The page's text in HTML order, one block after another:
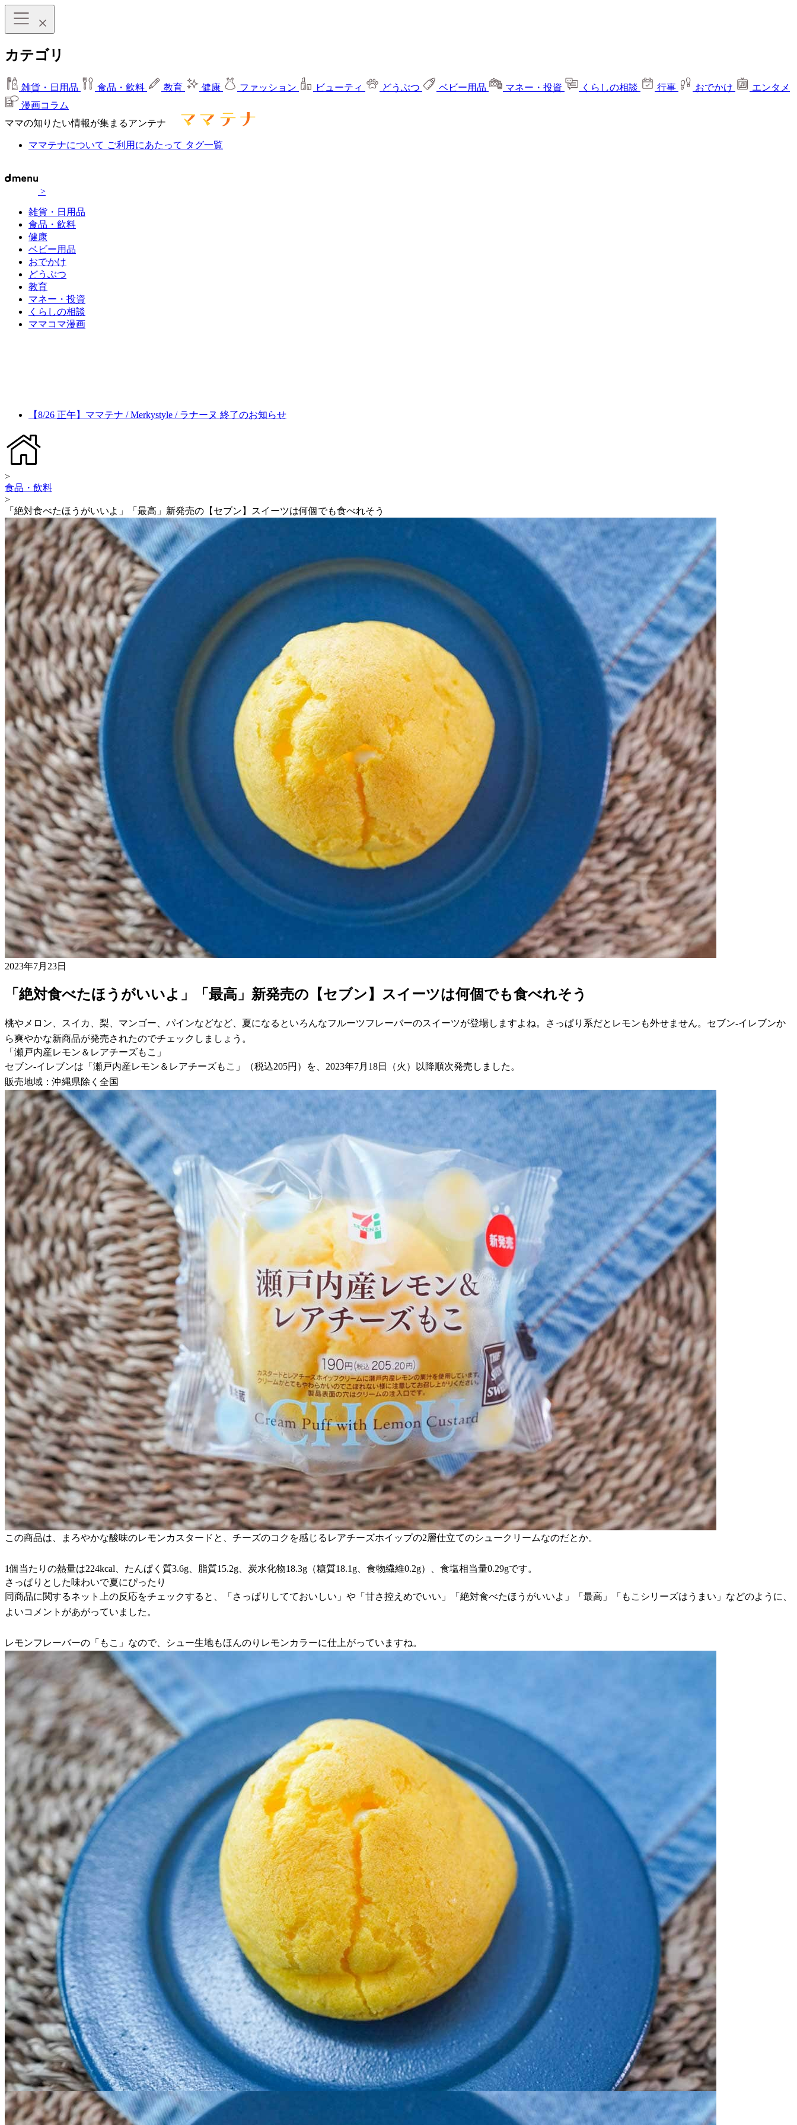
カテゴリ
雑貨・日用品 食品・飲料 教育 健康 ファッション ビューティ どうぶつ ベビー用品 マネー・投資 くらしの相談 行事 おでかけ
エンタメ
漫画コラム
ママの知りたい情報が集まるアンテナ
ママテナについて ご利用にあたって タグ一覧
>
雑貨・日用品
食品・飲料
健康
ベビー用品
おでかけ
どうぶつ
教育
マネー・投資
くらしの相談
ママコマ漫画
【8/26 正午】ママテナ / Merkystyle / ラナーヌ 終了のお知らせ
>
食品・飲料
>
「絶対食べたほうがいいよ」「最高」新発売の【セブン】スイーツは何個でも食べれそう
2023年7月23日
「絶対食べたほうがいいよ」「最高」新発売の【セブン】スイーツは何個でも食べれそう
桃やメロン、スイカ、梨、マンゴー、パインなどなど、夏になるといろんなフルーツフレーバーのスイーツが登場しますよね。さっぱり系だとレモンも外せません。セブン-イレブンか
ら爽やかな新商品が発売されたのでチェックしましょう。
「瀬戸内産レモン＆レアチーズもこ」
セブン-イレブンは「瀬戸内産レモン＆レアチーズもこ」（税込205円）を、2023年7月18日（火）以降順次発売しました。
販売地域：沖縄県除く全国
この商品は、まろやかな酸味のレモンカスタードと、チーズのコクを感じるレアチーズホイップの2層仕立てのシュークリームなのだとか。
1個当たりの熱量は224kcal、たんぱく質3.6g、脂質15.2g、炭水化物18.3g（糖質18.1g、食物繊維0.2g）、食塩相当量0.29gです。
さっぱりとした味わいで夏にぴったり
同商品に関するネット上の反応をチェックすると、「さっぱりしてておいしい」や「甘さ控えめでいい」「絶対食べたほうがいいよ」「最高」「もこシリーズはうまい」などのように、
よいコメントがあがっていました。
レモンフレーバーの「もこ」なので、シュー生地もほんのりレモンカラーに仕上がっていますね。